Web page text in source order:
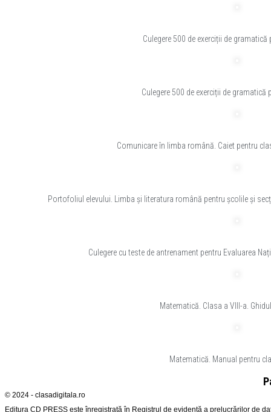
Culegere 500 de exerciții de gramatică
Culegere 500 de exerciții de gramatică
Comunicare în limba română. Caiet pentru
Portofoliul elevului. Limba și literatura română pentru școlile și
Culegere cu teste de antrenament pentru Evaluarea
Matematică. Clasa a VIII-a.
Matematică. Manual pentru
© 2024 - clasadigitala.ro
Editura CD PRESS este înregistrată în Registrul de evidență a prelucrărilor de